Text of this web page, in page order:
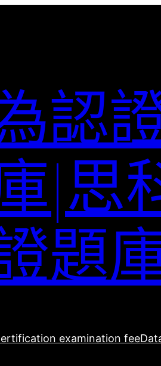
認
|思
題
examination fee